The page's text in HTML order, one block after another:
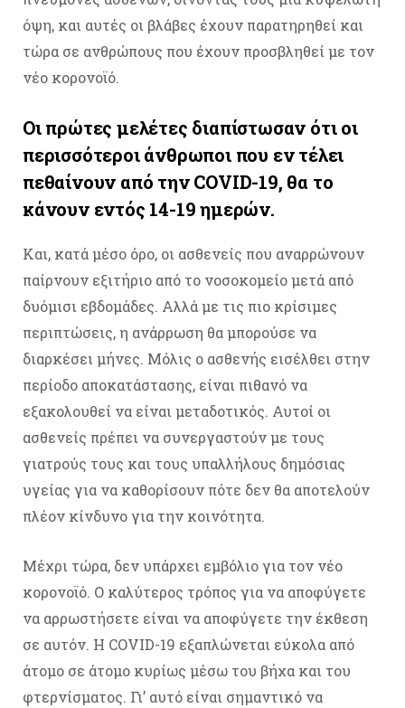
όψη, και αυτές οι βλάβες έχουν παρατηρηθεί και
τώρα σε ανθρώπους που έχουν προσβληθεί με τον
νέο κορονοϊό.
Οι πρώτες μελέτες διαπίστωσαν ότι οι
περισσότεροι άνθρωποι που εν τέλει
πεθαίνουν από την COVID-19, θα το
κάνουν εντός 14-19 ημερών.
Και, κατά μέσο όρο, οι ασθενείς που αναρρώνουν
παίρνουν εξιτήριο από το νοσοκομείο μετά από
δυόμισι εβδομάδες. Αλλά με τις πιο κρίσιμες
περιπτώσεις, η ανάρρωση θα μπορούσε να
διαρκέσει μήνες. Μόλις ο ασθενής εισέλθει στην
περίοδο αποκατάστασης, είναι πιθανό να
εξακολουθεί να είναι μεταδοτικός. Αυτοί οι
ασθενείς πρέπει να συνεργαστούν με τους
γιατρούς τους και τους υπαλλήλους δημόσιας
υγείας για να καθορίσουν πότε δεν θα αποτελούν
πλέον κίνδυνο για την κοινότητα.
Μέχρι τώρα, δεν υπάρχει εμβόλιο για τον νέο
κορονοϊό. Ο καλύτερος τρόπος για να αποφύγετε
να αρρωστήσετε είναι να αποφύγετε την έκθεση
σε αυτόν. Η COVID-19 εξαπλώνεται εύκολα από
άτομο σε άτομο κυρίως μέσω του βήχα και του
φτερνίσματος. Γι’ αυτό είναι σημαντικό να